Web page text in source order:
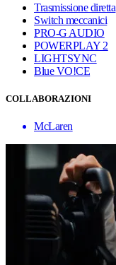
Trasmissione diretta
Switch meccanici
PRO-G AUDIO
POWERPLAY 2
LIGHTSYNC
Blue VO!CE
COLLABORAZIONI
McLaren